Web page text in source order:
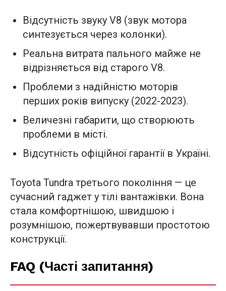
Відсутність звуку V8 (звук мотора
синтезується через колонки).
Реальна витрата пального майже не
відрізняється від старого V8.
Проблеми з надійністю моторів
перших років випуску (2022-2023).
Величезні габарити, що створюють
проблеми в місті.
Відсутність офіційної гарантії в Україні.
Toyota Tundra третього покоління — це
сучасний гаджет у тілі вантажівки. Вона
стала комфортнішою, швидшою і
розумнішою, пожертвувавши простотою
конструкції.
FAQ (Часті запитання)